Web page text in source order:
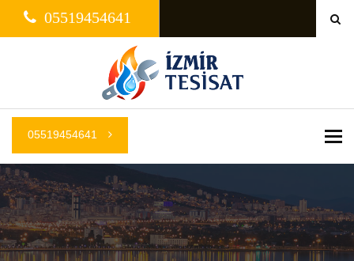
05519454641
05519454641